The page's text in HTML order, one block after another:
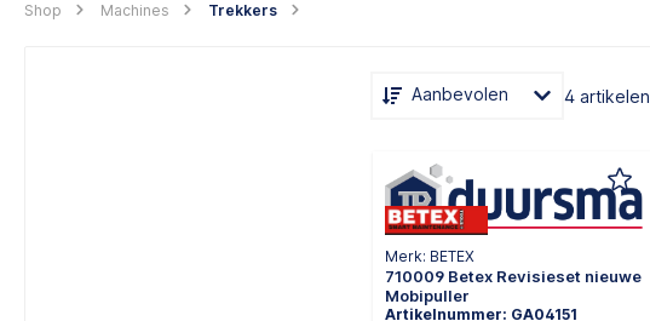
Shop Machines Trekkers
Aanbevolen 4 artikelen
Merk: BETEX
710009 Betex Revisieset nieuwe
Mobipuller
Artikelnummer: GA04151